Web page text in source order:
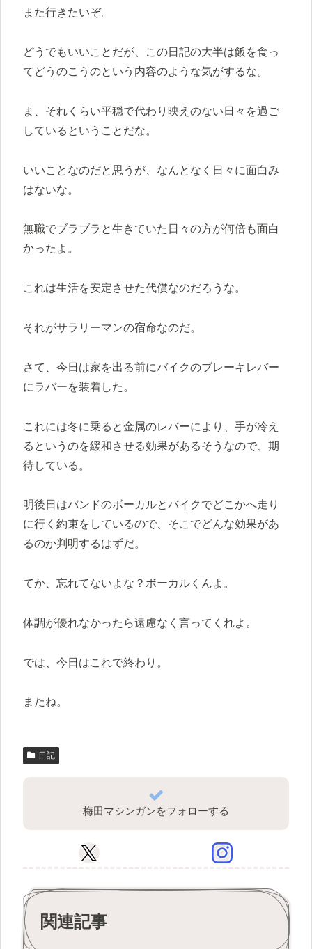
また行きたいぞ。
どうでもいいことだが、この日記の大半は飯を食っ
てどうのこうのという内容のような気がするな。
ま、それくらい平穏で代わり映えのない日々を過ご
しているということだな。
いいことなのだと思うが、なんとなく日々に面白み
はないな。
無職でブラブラと生きていた日々の方が何倍も面白
かったよ。
これは生活を安定させた代償なのだろうな。
それがサラリーマンの宿命なのだ。
さて、今日は家を出る前にバイクのブレーキレバー
にラバーを装着した。
これには冬に乗ると金属のレバーにより、手が冷え
るというのを緩和させる効果があるそうなので、期
待している。
明後日はバンドのボーカルとバイクでどこかへ走り
に行く約束をしているので、そこでどんな効果があ
るのか判明するはずだ。
てか、忘れてないよな？ボーカルくんよ。
体調が優れなかったら遠慮なく言ってくれよ。
では、今日はこれで終わり。
またね。
日記
梅田マシンガンをフォローする
関連記事